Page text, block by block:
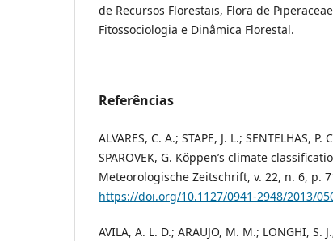
de Recursos Florestais, Flora de
Fitossociologia e Dinâmica Florestal.
Referências
ALVARES, C. A.; STAPE, J. L.; SENTELHAS, P.
SPAROVEK, G. Köppen’s climate
Meteorologische Zeitschrift, v. 22, n. 6, p.
https://doi.org/10.1127/0941-2948/2013/
AVILA, A. L. D.; ARAUJO, M. M.; LONGHI, S.